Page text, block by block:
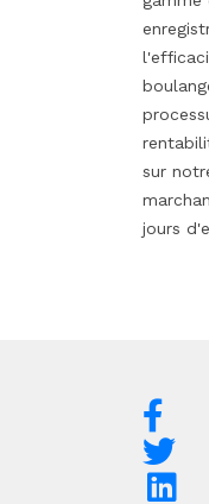
sur
jours